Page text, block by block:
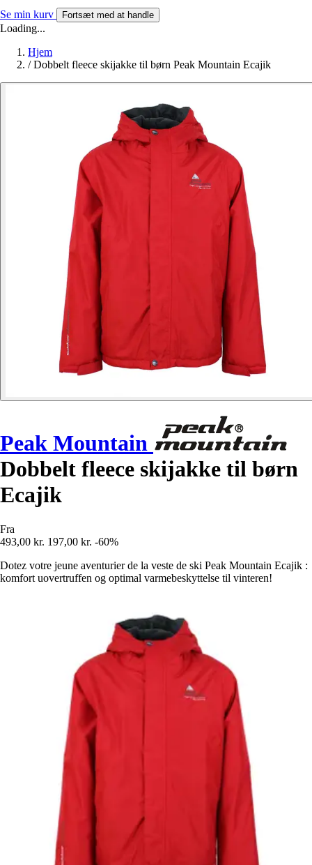
Se min kurv Fortsæt med at handle
Loading...
Hjem
/ Dobbelt fleece skijakke til børn Peak Mountain Ecajik
Peak Mountain
Dobbelt fleece skijakke til børn
Ecajik
Fra
493,00 kr. 197,00 kr. -60%
Dotez votre jeune aventurier de la veste de ski Peak Mountain Ecajik :
komfort uovertruffen og optimal varmebeskyttelse til vinteren!